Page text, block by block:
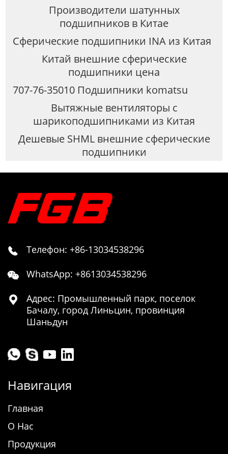
Производители шатунных
подшипников в Китае
Сферические подшипники INA из Китая
Китай внешние сферические
подшипники цена
707-76-35010 Подшипники komatsu
Вытяжные вентиляторы с
шарикоподшипниками из Китая
Дешевые SHML внешние сферические
подшипники
 Телефон: +86-13034538296
 WhatsApp: +8613034538296

Адрес: Промышленный парк, поселок
Бачалу, город Линьцин, провинция
Шаньдун
Навигация
Главная
О Нас
Продукция